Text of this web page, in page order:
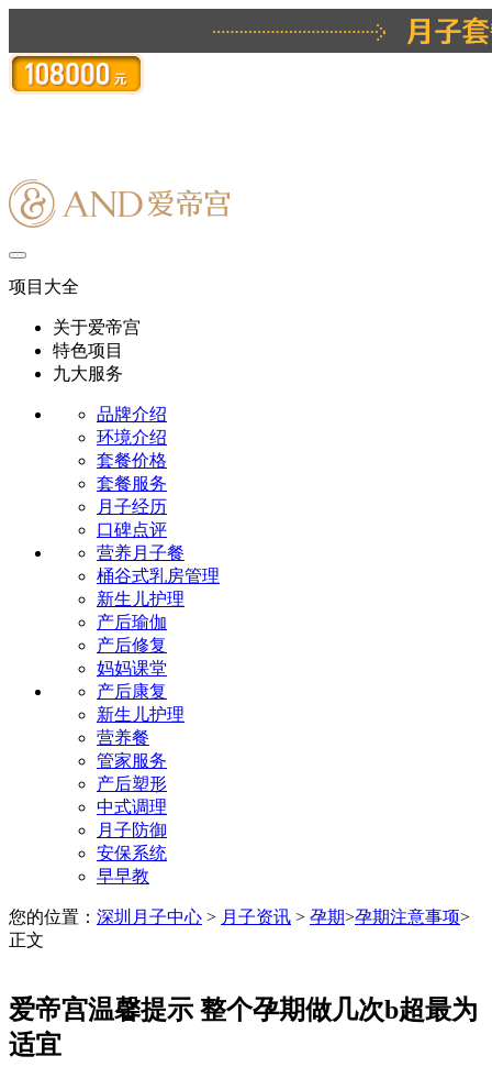
项目大全
关于爱帝宫
特色项目
九大服务
品牌介绍
环境介绍
套餐价格
套餐服务
月子经历
口碑点评
营养月子餐
桶谷式乳房管理
新生儿护理
产后瑜伽
产后修复
妈妈课堂
产后康复
新生儿护理
营养餐
管家服务
产后塑形
中式调理
月子防御
安保系统
早早教
您的位置： 深圳月子中心 > 月子资讯 > 孕期>孕期注意事项>
正文
爱帝宫温馨提示 整个孕期做几次b超最为
适宜